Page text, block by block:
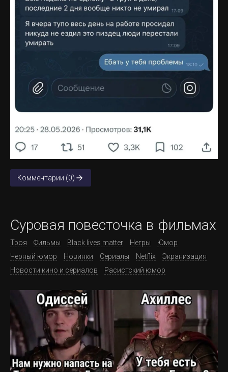
Комментарии (0)
Суровая повесточка в фильмах
Троя Фильмы Black lives matter Негры
Юмор
Черный юмор
Новинки Сериалы Netflix
Экранизация
Новости кино и сериалов
Расистский юмор